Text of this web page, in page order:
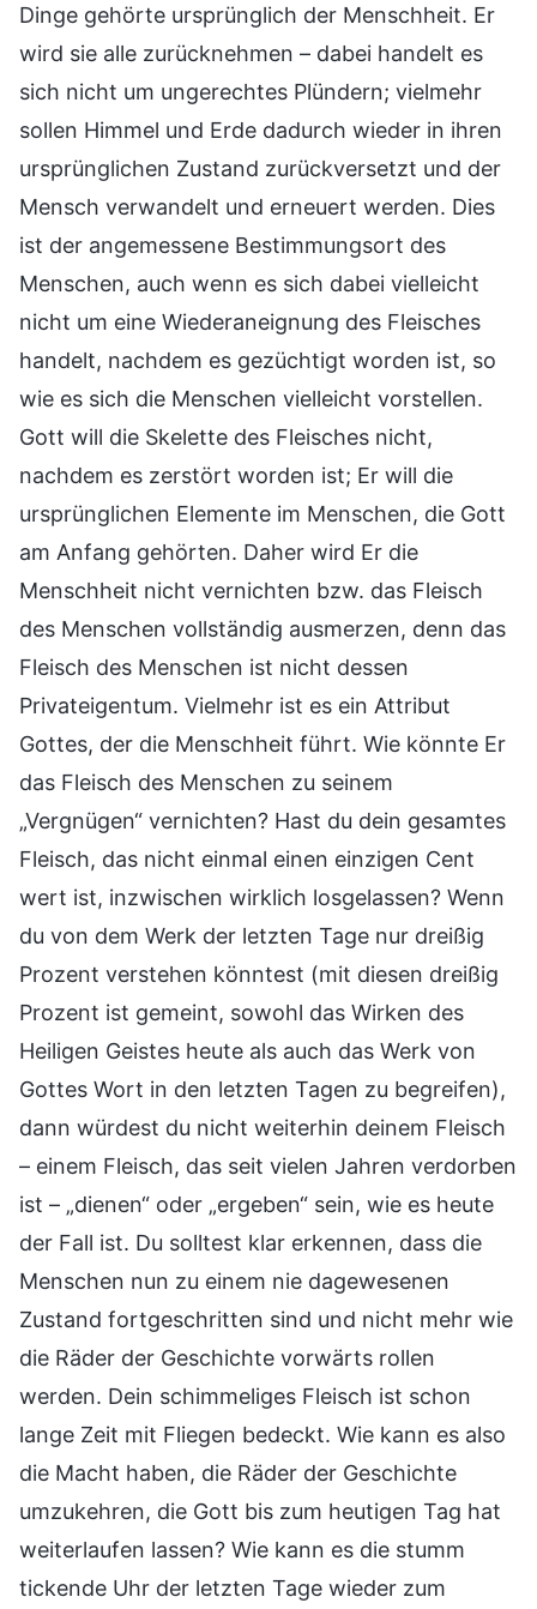
Dinge gehörte ursprünglich der Menschheit. Er
wird sie alle zurücknehmen – dabei handelt es
sich nicht um ungerechtes Plündern; vielmehr
sollen Himmel und Erde dadurch wieder in ihren
ursprünglichen Zustand zurückversetzt und der
Mensch verwandelt und erneuert werden. Dies
ist der angemessene Bestimmungsort des
Menschen, auch wenn es sich dabei vielleicht
nicht um eine Wiederaneignung des Fleisches
handelt, nachdem es gezüchtigt worden ist, so
wie es sich die Menschen vielleicht vorstellen.
Gott will die Skelette des Fleisches nicht,
nachdem es zerstört worden ist; Er will die
ursprünglichen Elemente im Menschen, die Gott
am Anfang gehörten. Daher wird Er die
Menschheit nicht vernichten bzw. das Fleisch
des Menschen vollständig ausmerzen, denn das
Fleisch des Menschen ist nicht dessen
Privateigentum. Vielmehr ist es ein Attribut
Gottes, der die Menschheit führt. Wie könnte Er
das Fleisch des Menschen zu seinem
„Vergnügen“ vernichten? Hast du dein gesamtes
Fleisch, das nicht einmal einen einzigen Cent
wert ist, inzwischen wirklich losgelassen? Wenn
du von dem Werk der letzten Tage nur dreißig
Prozent verstehen könntest (mit diesen dreißig
Prozent ist gemeint, sowohl das Wirken des
Heiligen Geistes heute als auch das Werk von
Gottes Wort in den letzten Tagen zu begreifen),
dann würdest du nicht weiterhin deinem Fleisch
– einem Fleisch, das seit vielen Jahren verdorben
ist – „dienen“ oder „ergeben“ sein, wie es heute
der Fall ist. Du solltest klar erkennen, dass die
Menschen nun zu einem nie dagewesenen
Zustand fortgeschritten sind und nicht mehr wie
die Räder der Geschichte vorwärts rollen
werden. Dein schimmeliges Fleisch ist schon
lange Zeit mit Fliegen bedeckt. Wie kann es also
die Macht haben, die Räder der Geschichte
umzukehren, die Gott bis zum heutigen Tag hat
weiterlaufen lassen? Wie kann es die stumm
tickende Uhr der letzten Tage wieder zum